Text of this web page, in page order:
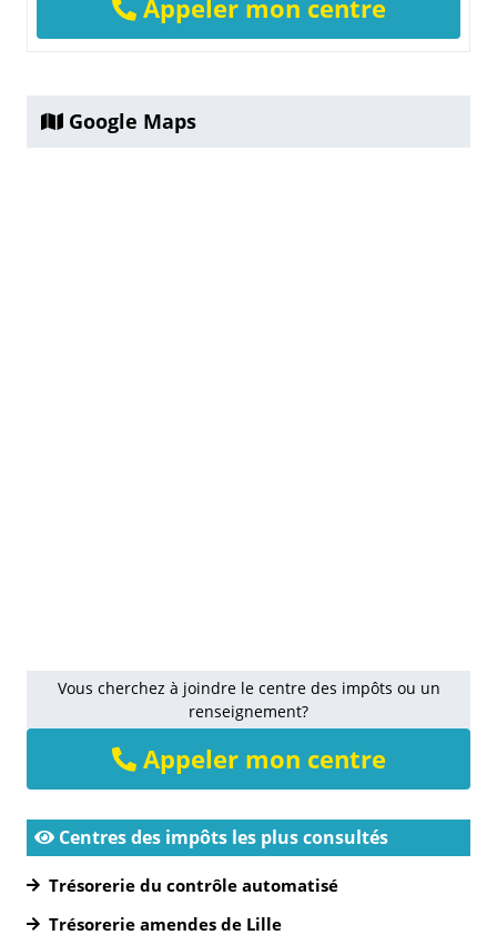
Appeler mon centre
Google Maps
Vous cherchez à joindre le centre des impôts ou un
renseignement?
Appeler mon centre
Centres des impôts les plus consultés
Trésorerie du contrôle automatisé
Trésorerie amendes de Lille